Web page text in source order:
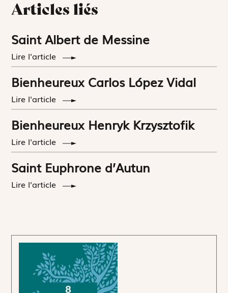
Articles liés
Saint Albert de Messine
Lire l'article
Bienheureux Carlos López Vidal
Lire l'article
Bienheureux Henryk Krzysztofik
Lire l'article
Saint Euphrone d’Autun
Lire l'article